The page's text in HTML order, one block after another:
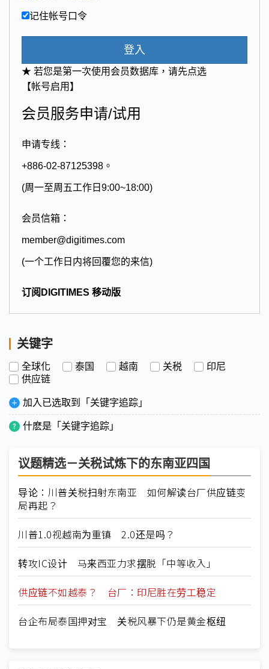
记住帐号口令
登入
★ 若您是第一次使用会员数据库，请先点选
【帐号启用】
会员服务申请/试用
申请专线：
+886-02-87125398。
(周一至周五工作日9:00~18:00)
会员信箱：
member@digitimes.com
(一个工作日内将回覆您的来信)
订阅DIGITIMES 移动版
关键字
全球化 泰国 越南 关税
印尼
供应链
加入已选取到「关键字追踪」
什麽是「关键字追踪」
议题精选－关税试炼下的东南亚四国
导论：川普关税扫射东南亚 如何解读台厂供应链变
局再起？
川普1.0视越南为重镇 2.0还是吗？
转攻IC设计 马来西亚力求摆脱「中等收入」
供应链不如越泰？ 台厂：印尼胜在劳工稳定
台企布局泰国押对宝 关税风暴下仍是黄金枢纽